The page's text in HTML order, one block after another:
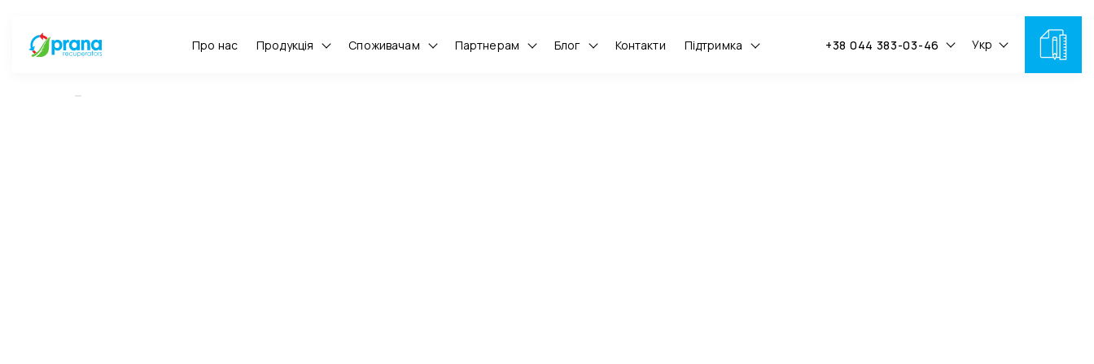
Про нас Продукція Споживачам Партнерам Блог Контакти Підтримка +38 044 383-03-46 Укр